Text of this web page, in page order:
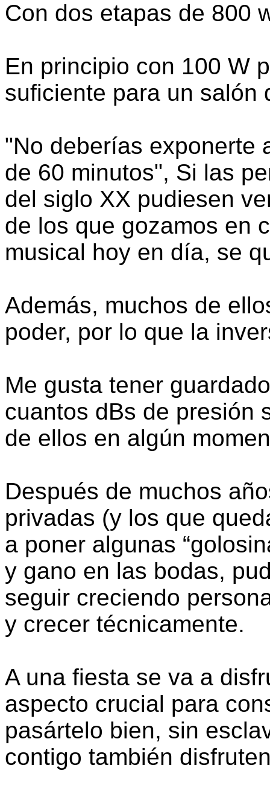
Con dos etapas de 800
En principio con 100 W
suficiente para un salón
"No deberías exponerte
de 60 minutos", Si las
del siglo XX pudiesen
de los que gozamos en
musical hoy en día, se
Además, muchos de
poder, por lo que la
Me gusta tener
cuantos dBs de presión
de ellos en algún
Después de muchos
privadas (y los que
a poner algunas
y gano en las bodas,
seguir creciendo
y crecer técnicamente.
A una fiesta se va a
aspecto crucial para
pasártelo bien, sin
contigo también